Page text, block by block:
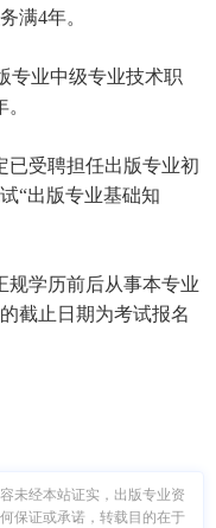
满4年。
专业中级专业技术职
已受聘担任出版专业初
“出版专业基础知
规学历前后从事本专业
截止日期为考试报名
未经本站证实，出版专业资
保证或承诺，转载目的在于